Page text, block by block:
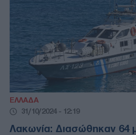
ΕΛΛΑΔΑ
31/10/2024 - 12:19
Λακωνία: Διασώθηκαν 64